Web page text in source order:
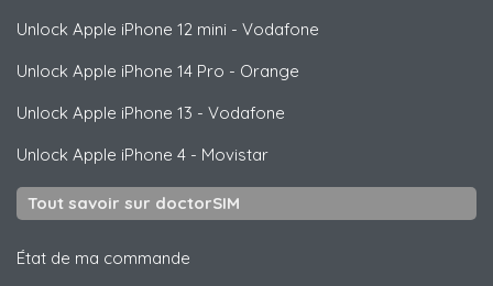
Unlock Apple iPhone 12 mini - Vodafone
Unlock Apple iPhone 14 Pro - Orange
Unlock Apple iPhone 13 - Vodafone
Unlock Apple iPhone 4 - Movistar
Tout savoir sur doctorSIM
État de ma commande